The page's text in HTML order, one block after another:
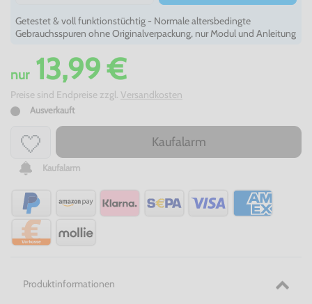
Getestet & voll funktionstüchtig - Normale altersbedingte
Gebrauchsspuren ohne Originalverpackung, nur Modul und Anleitung
nur13,99 €
Preise sind Endpreise zzgl. Versandkosten
Ausverkauft
Kaufalarm
Kaufalarm
Produktinformationen